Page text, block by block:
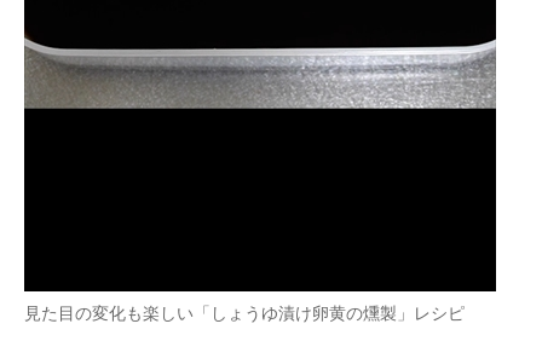
見た目の変化も楽しい「しょうゆ漬け卵黄の燻製」レシピ